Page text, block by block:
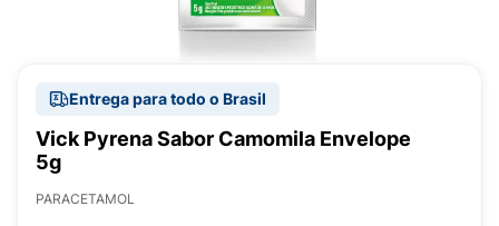
Entrega para todo o Brasil
Vick Pyrena Sabor Camomila Envelope
5g
PARACETAMOL